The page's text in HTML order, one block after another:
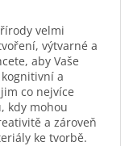
velmi
výtvarné a
aby Vaše
a
co nejvíce
kdy mohou
a zároveň
ke tvorbě.